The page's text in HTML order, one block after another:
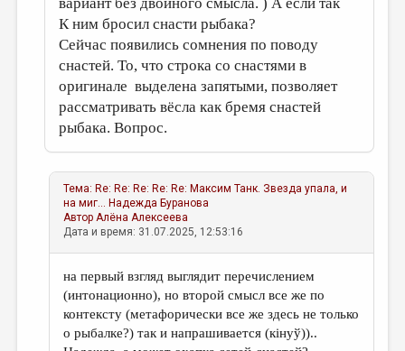
К ним бросил снасти рыбака?
Сейчас появились сомнения по поводу
снастей. То, что строка со снастями в
оригинале выделена запятыми, позволяет
рассматривать вёсла как бремя снастей
рыбака. Вопрос.
Тема: Re: Re: Re: Re: Re: Максим Танк. Звезда упала, и
на миг... Надежда Буранова
АвторАлёна Алексеева
Дата и время: 31.07.2025, 12:53:16
на первый взгляд выглядит перечислением
(интонационно), но второй смысл все же по
контексту (метафорически все же здесь не только
о рыбалке?) так и напрашивается (кінуў))..